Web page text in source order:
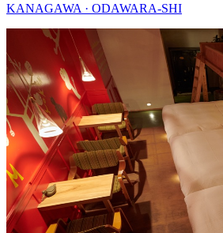
KANAGAWA · ODAWARA-SHI